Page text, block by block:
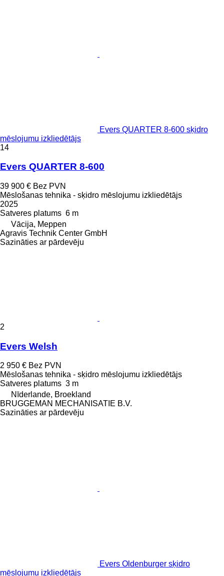
Evers QUARTER 8-600 sķidro
mēslojumu izkliedētājs
14
Evers QUARTER 8-600
39 900 € Bez PVN
Mēslošanas tehnika - sķidro mēslojumu izkliedētājs
2025
Satveres platums 6 m
Vācija, Meppen
Agravis Technik Center GmbH
Sazināties ar pārdevēju
2
Evers Welsh
2 950 € Bez PVN
Mēslošanas tehnika - sķidro mēslojumu izkliedētājs
Satveres platums 3 m
Nīderlande, Broekland
BRUGGEMAN MECHANISATIE B.V.
Sazināties ar pārdevēju
Evers Oldenburger sķidro
mēslojumu izkliedētājs